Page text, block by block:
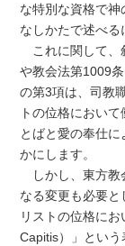
な特別な資格で
なしかたで述べる
これに関して、
や教会法第1009
の第3項は、司教
トの位格におい
とばと愛の奉仕
かにします。
しかし、東方教
なる変更も必要
リストの位格に
Capitis）」という